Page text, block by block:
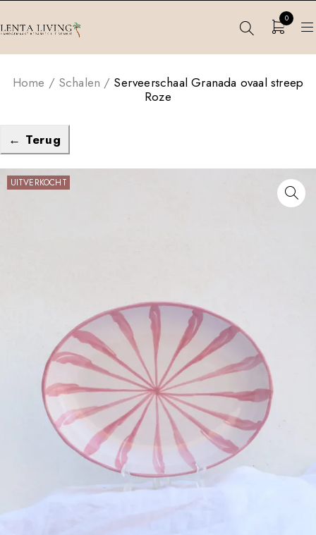
0
Home / Schalen / Serveerschaal Granada ovaal streep
Roze
← Terug
UITVERKOCHT